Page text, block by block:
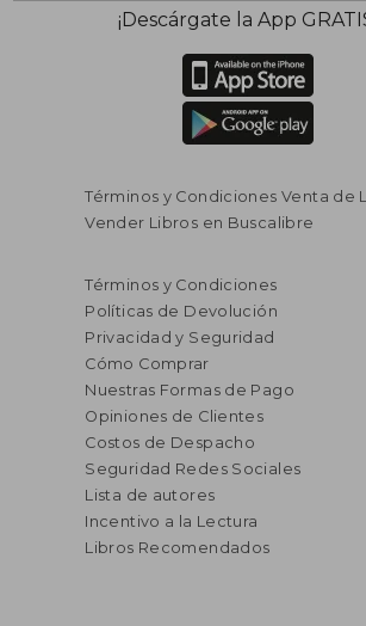
45% $ 181.265
$ 99.696
¡Descárgate la App
Términos y Condiciones Venta de
Vender Libros en Buscalibre
Términos y Condiciones
Políticas de Devolución
Privacidad y Seguridad
Cómo Comprar
Nuestras Formas de Pago
Opiniones de Clientes
Costos de Despacho
Seguridad Redes Sociales
Lista de autores
Incentivo a la Lectura
Libros Recomendados